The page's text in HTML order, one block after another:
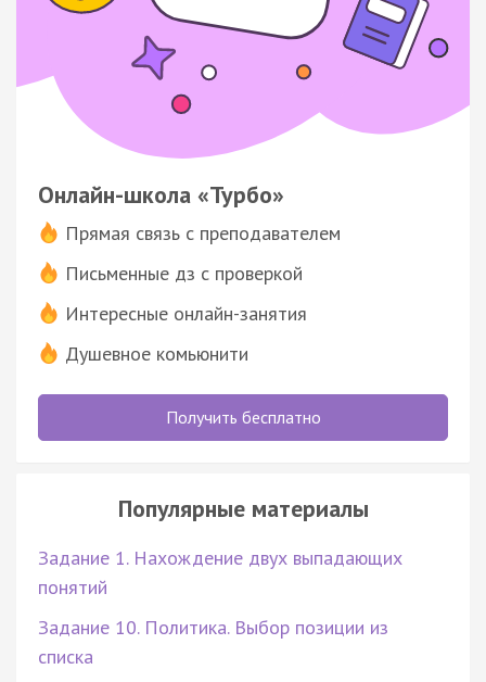
Онлайн-школа «Турбо»
Прямая связь с преподавателем
Письменные дз с проверкой
Интересные онлайн-занятия
Душевное комьюнити
Получить бесплатно
Популярные материалы
Задание 1. Нахождение двух выпадающих
понятий
Задание 10. Политика. Выбор позиции из
списка